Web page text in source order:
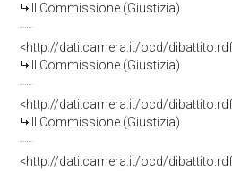
II Commissione (Giustizia)
<http://dati.camera.it/ocd/
II Commissione (Giustizia)
<http://dati.camera.it/ocd/
II Commissione (Giustizia)
<http://dati.camera.it/ocd/